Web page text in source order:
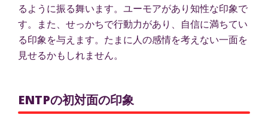
るように振る舞います。ユーモアがあり知性な印象で
す。また、せっかちで行動力があり、自信に満ちてい
る印象を与えます。たまに人の感情を考えない一面を
見せるかもしれません。
ENTPの初対面の印象